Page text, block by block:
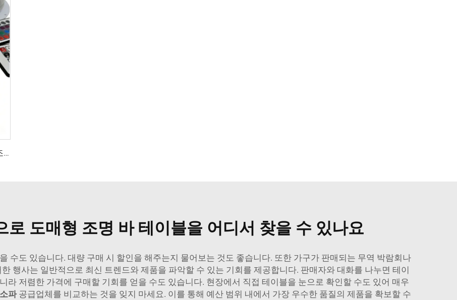
85mm 120mm 교체용 USB 감응 충전식 LED 조명 램프 베이스, LED 배터리 포함
로 도매형 조명 바 테이블을 어디서 찾을 수 있나요
수도 있습니다. 대량 구매 시 할인을 해주는지 물어보는 것도 좋습니다. 또한 가구가 판매되는 무역 박람회나
행사는 일반적으로 최신 트렌드와 제품을 파악할 수 있는 기회를 제공합니다. 판매자와 대화를 나누면 테이
라 저렴한 가격에 구매할 기회를 얻을 수도 있습니다. 현장에서 직접 테이블을 눈으로 확인할 수도 있어 매우
파 공급업체를 비교하는 것을 잊지 마세요. 이를 통해 예산 범위 내에서 가장 우수한 품질의 제품을 확보할 수